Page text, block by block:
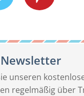
unseren
regelmäßig über